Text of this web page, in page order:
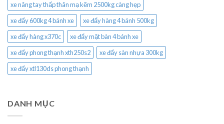
xe nâng tay thấp thân mạ kẽm 2500kg càng hẹp
xe đẩy 600kg 4 bánh xe
xe đẩy hàng 4 bánh 500kg
xe đẩy hàng x370c
xe đẩy mặt bàn 4 bánh xe
xe đẩy phong thạnh xth250s2
xe đẩy sàn nhựa 300kg
xe đẩy xtl130ds phong thạnh
DANH MỤC